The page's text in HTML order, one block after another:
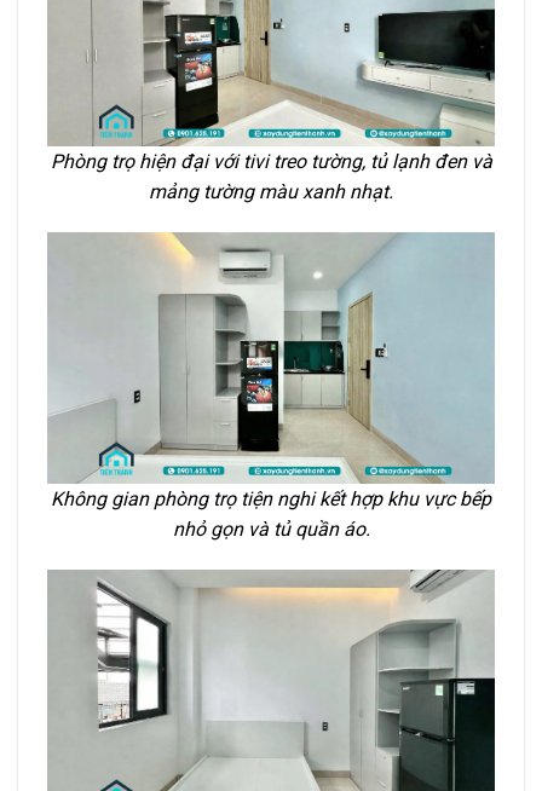
Phòng trọ hiện đại với tivi treo tường, tủ lạnh đen và
mảng tường màu xanh nhạt.
Không gian phòng trọ tiện nghi kết hợp khu vực bếp
nhỏ gọn và tủ quần áo.